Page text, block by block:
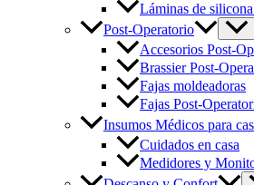
Láminas de
Post-Operatorio
Accesorios Post-
Brassier Post-
Fajas moldeadoras
Fajas Post-
Insumos Médicos para
Cuidados en casa
Medidores y